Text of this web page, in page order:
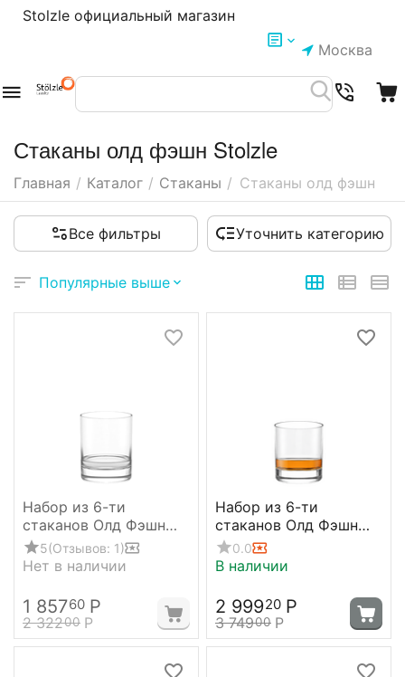
Stolzle официальный магазин
Москва
Стаканы олд фэшн Stolzle
Главная / Каталог / Стаканы / Стаканы олд фэшн
Все фильтры Уточнить категорию
Популярные выше
Набор из 6-ти
стаканов Олд Фэшн
New York Bar, 420 мл,
D 85 мм, H 106 мм,
5(Отзывов: 1)
Нет в наличии
1 85760 Р
2 32200 Р
Набор из 6-ти
стаканов Олд Фэшн
New York Bar, 250 мл,
D 75 мм, H 85 мм,
0.0
В наличии
2 99920 Р
3 74900 Р